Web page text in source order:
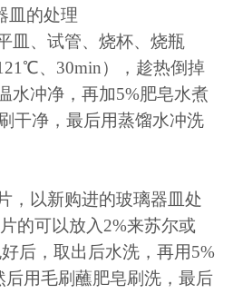
皿的处理
皿、试管、烧杯、烧瓶
℃、 30min），趁热倒掉
水冲净，再加5%肥皂水煮
干净，最后用蒸馏水冲洗
，以新购进的玻璃器皿处
的可以放入 2%来苏尔或
后，取出后水洗，再用5%
后用毛刷蘸肥皂刷洗，最后